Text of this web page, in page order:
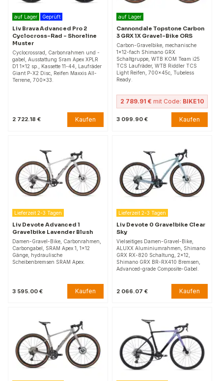
auf Lager Geprüft
Liv Brava Advanced Pro 2
Cyclocross-Rad - Shoreline
Muster
Cyclocrossrad, Carbonrahmen und -
gabel, Ausstattung Sram Apex XPLR
D1 1x12 sp., Kassette 11-44, Laufräder
Giant P-X2 Disc, Reifen Maxxis All-
Terrene, 700x33.
2 722.18 € Kaufen
auf Lager
Cannondale Topstone Carbon
3 GRX 1X Gravel-Bike ORS
Carbon-Gravelbike, mechanische
1×12-fach Shimano GRX
Schaltgruppe, WTB KOM Team i25
TCS Laufräder, WTB Riddler TCS
Light Reifen, 700×45c, Tubeless
Ready.
2 789.91 € mit Code: BIKE10
3 099.90 € Kaufen
Lieferzeit 2-3 Tagen
Liv Devote Advanced 1
Gravelbike Lavender Blush
Damen-Gravel-Bike, Carbonrahmen,
Carbongabel, SRAM Apex 1, 1x12
Gänge, hydraulische
Scheibenbremsen SRAM Apex.
3 595.00 € Kaufen
Lieferzeit 2-3 Tagen
Liv Devote 0 Gravelbike Clear
Sky
Vielseitiges Damen-Gravel-Bike,
ALUXX Aluminiumrahmen, Shimano
GRX RX-820 Schaltung, 2x12,
Shimano GRX BR-RX410 Bremsen,
Advanced-grade Composite-Gabel.
2 066.07 € Kaufen